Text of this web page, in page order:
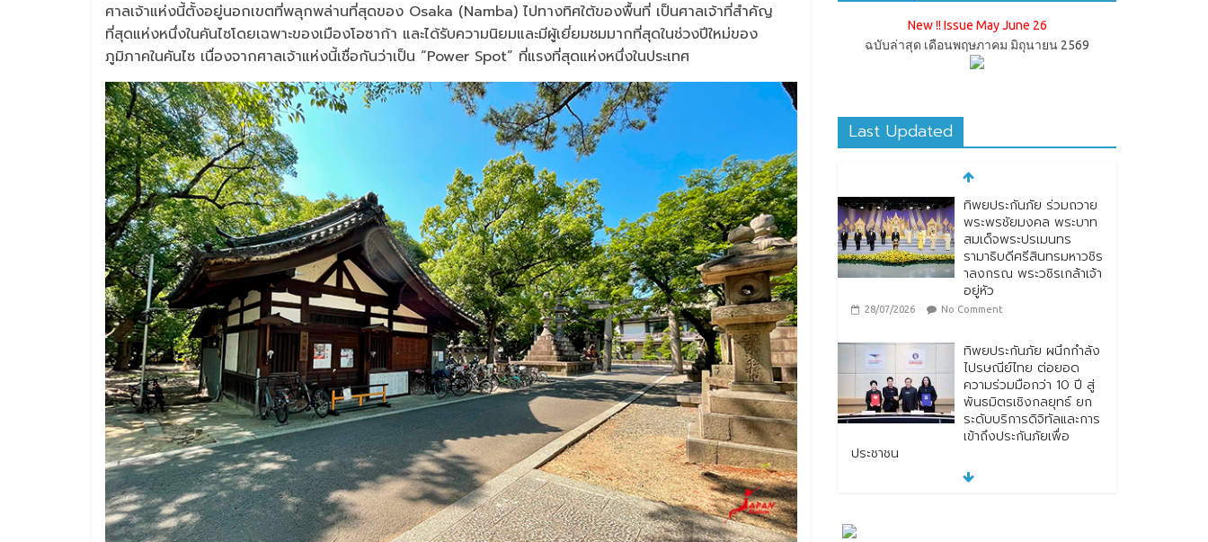
ศาลเจ้าแห่งนี้ตั้งอยู่นอกเขตที่พลุกพล่านที่สุดของ Osaka (Namba) ไปทางทิศใต้ของพื้นที่ เป็นศาลเจ้าที่สำคัญ
ที่สุดแห่งหนึ่งในคันไซโดยเฉพาะของเมืองโอซาก้า และได้รับความนิยมและมีผู้เยี่ยมชมมากที่สุดในช่วงปีใหม่ของ
ภูมิภาคในคันไซ เนื่องจากศาลเจ้าแห่งนี้เชื่อกันว่าเป็น “Power Spot” ที่แรงที่สุดแห่งหนึ่งในประเทศ
New !! Issue May June 26
ฉบับล่าสุด เดือนพฤษภาคม มิถุนายน 2569
Last Updated
ทิพยประกันภัย ผนึกกำลัง
ไปรษณีย์ไทย ต่อยอด
ความร่วมมือกว่า 10 ปี สู่
พันธมิตรเชิงกลยุทธ์ ยก
ระดับบริการดิจิทัลและการ
เข้าถึงประกันภัยเพื่อ
ประชาชน
ตกแต่งบ้านรับหน้าฝน
24/07/2026
No
Comment
หมู่บ้านโบราณหยุนสุ่ยเหยา